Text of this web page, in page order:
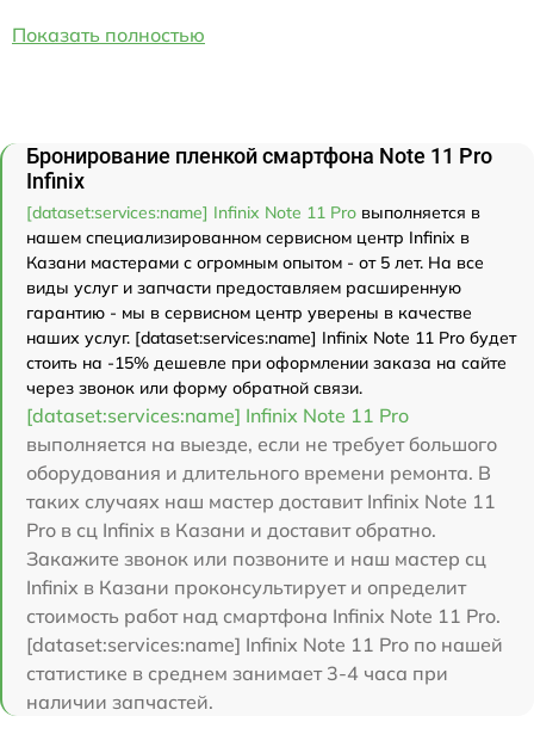
Показать полностью
Бронирование пленкой смартфона Note 11 Pro
Infinix
[dataset:services:name] Infinix Note 11 Pro выполняется в
нашем специализированном сервисном центр Infinix в
Казани мастерами с огромным опытом - от 5 лет. На все
виды услуг и запчасти предоставляем расширенную
гарантию - мы в сервисном центр уверены в качестве
наших услуг. [dataset:services:name] Infinix Note 11 Pro будет
стоить на -15% дешевле при оформлении заказа на сайте
через звонок или форму обратной связи.
[dataset:services:name] Infinix Note 11 Pro
выполняется на выезде, если не требует большого
оборудования и длительного времени ремонта. В
таких случаях наш мастер доставит Infinix Note 11
Pro в сц Infinix в Казани и доставит обратно.
Закажите звонок или позвоните и наш мастер сц
Infinix в Казани проконсультирует и определит
стоимость работ над смартфона Infinix Note 11 Pro.
[dataset:services:name] Infinix Note 11 Pro по нашей
статистике в среднем занимает 3-4 часа при
наличии запчастей.